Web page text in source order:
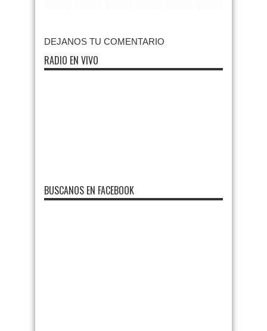
DEJANOS TU COMENTARIO
RADIO EN VIVO
BUSCANOS EN FACEBOOK